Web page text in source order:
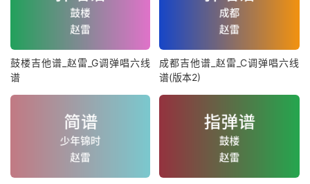
鼓楼吉他谱_赵雷_G调弹唱六线
谱
成都吉他谱_赵雷_C调弹唱六线
谱(版本2)